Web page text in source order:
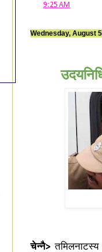
9:25 AM
Wednesday, August
चेन्नै>